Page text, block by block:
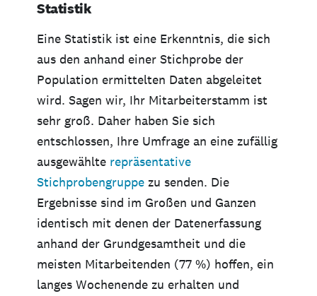
Statistik
Eine Statistik ist eine Erkenntnis, die sich
aus den anhand einer Stichprobe der
Population ermittelten Daten abgeleitet
wird. Sagen wir, Ihr Mitarbeiterstamm ist
sehr groß. Daher haben Sie sich
entschlossen, Ihre Umfrage an eine zufällig
ausgewählte repräsentative
Stichprobengruppe zu senden. Die
Ergebnisse sind im Großen und Ganzen
identisch mit denen der Datenerfassung
anhand der Grundgesamtheit und die
meisten Mitarbeitenden (77 %) hoffen, ein
langes Wochenende zu erhalten und